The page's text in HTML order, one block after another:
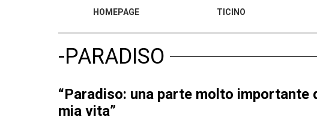
HOMEPAGE TICINO
-PARADISO
“Paradiso: una parte molto importante
mia vita”